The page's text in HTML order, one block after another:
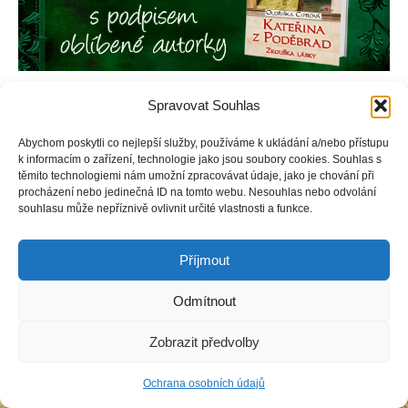
Spravovat Souhlas
Abychom poskytli co nejlepší služby, používáme k ukládání a/nebo přístupu
k informacím o zařízení, technologie jako jsou soubory cookies. Souhlas s
těmito technologiemi nám umožní zpracovávat údaje, jako je chování při
procházení nebo jedinečná ID na tomto webu. Nesouhlas nebo odvolání
souhlasu může nepříznivě ovlivnit určité vlastnosti a funkce.
Příjmout
Odmítnout
Zobrazit předvolby
Ochrana osobních údajů
Copyright © Weiron Dynamics, s.r.o. |Tvorba webových stráneka
SEO